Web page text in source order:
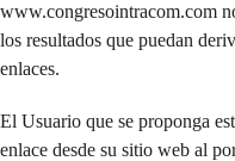
www.congresointracom.com
los resultados que puedan
enlaces.
El Usuario que se proponga
enlace desde su sitio web al